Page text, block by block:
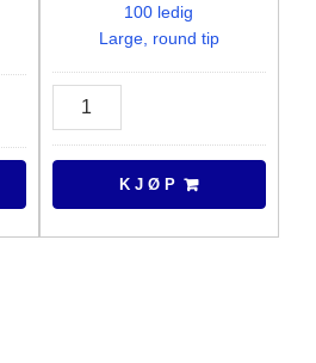
100 ledig
Large, round tip
Adapter
19,5v/4,62a/90w
antall
K J Ø P